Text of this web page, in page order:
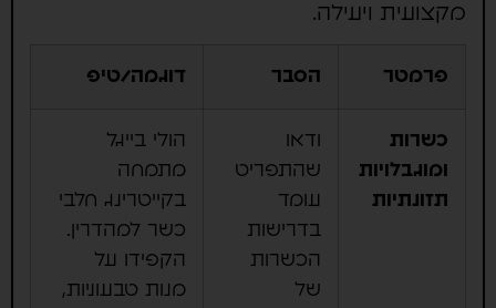
מקצועית ויעילה.
פרמטר הסבר דוגמה/טיפ
כשרות
ומוגבלויות
תזונתיות
ודאו
שהתפריט
עומד
בדרישות
הכשרות
של
הולי בייגל
מתמחה
בקייטרינג חלבי
כשר למהדרין.
הקפידו על
מנות טבעוניות,